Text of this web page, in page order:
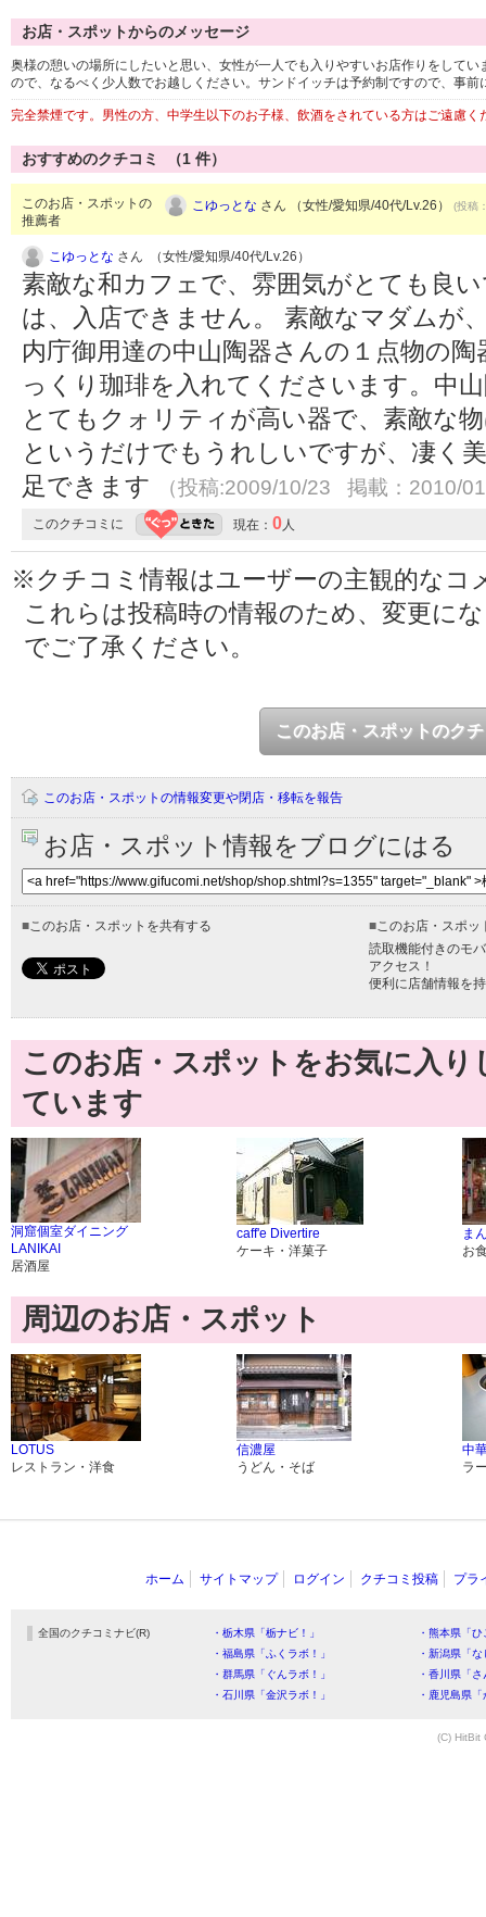
お店・スポットからのメッセージ
奥様の憩いの場所にしたいと思い、女性が一人でも入りやすいお店作りをして
ので、なるべく少人数でお越しください。サンドイッチは予約制ですので、事前
完全禁煙です。男性の方、中学生以下のお子様、飲酒をされている方はご遠慮く
おすすめのクチコミ （1 件）
このお店・スポットの
推薦者
こゆっとな さん （女性/愛知県/40代/Lv.26） (投稿
こゆっとな さん （女性/愛知県/40代/Lv.26）
素敵な和カフェで、雰囲気がとても良
は、入店できません。 素敵なマダムが
内庁御用達の中山陶器さんの１点物の
っくり珈琲を入れてくださいます。中
とてもクォリティが高い器で、素敵な
というだけでもうれしいですが、凄く
足できます
（投稿:2009/10/23 掲載：2010/
このクチコミに 現在： 0人
※クチコミ情報はユーザーの主観的なコ
これらは投稿時の情報のため、変更に
でご了承ください。
このお店・スポットのク
このお店・スポットの情報変更や閉店・移転を報告
お店・スポット情報をブログにはる
■このお店・スポットを共有する ■このお店・スポッ
読取機能付きのモ
アクセス！
便利に店舗情報を
このお店・スポットをお気に入
ています
洞窟個室ダイニング
LANIKAI
居酒屋
caff'e Divertire
ケーキ・洋菓子
ま
お
周辺のお店・スポット
LOTUS
レストラン・洋食
信濃屋
うどん・そば
中
ラ
ホーム サイトマップ ログイン クチコミ投稿 プラ
全国のクチコミナビ(R) ・栃木県「栃ナビ！」
・熊本県「
・福島県「ふくラボ！」
・新潟県「
・群馬県「ぐんラボ！」
・香川県「
・石川県「金沢ラボ！」
・鹿児島県
(C) HitBit